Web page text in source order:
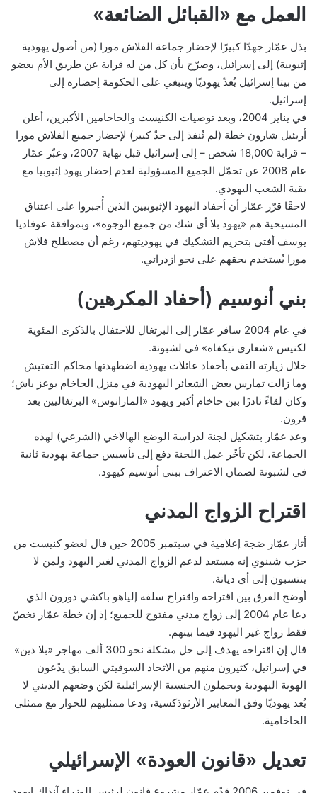
العمل مع «القبائل الضائعة»
بذل عمّار جهدًا كبيرًا لإحضار جماعة الفلاش مورا (من أصول يهودية
إثيوبية) إلى إسرائيل، وصرّح بأن كل من له قرابة عن طريق الأم بعضو
من بيتا إسرائيل يُعدّ يهوديًا وينبغي على الحكومة إحضاره إلى
إسرائيل.
في يناير 2004، وبعد توصيات الكنيست والحاخامين الأكبرين، أعلن
أريئيل شارون خطة (لم تُنفذ إلى حدّ كبير) لإحضار جميع الفلاش مورا
– قرابة 18,000 شخص – إلى إسرائيل قبل نهاية 2007، وعبّر عمّار
عام 2008 عن تحمّل الجميع المسؤولية لعدم إحضار يهود إثيوبيا مع
بقية الشعب اليهودي.
لاحقًا قرّر عمّار أن أحفاد اليهود الإثيوبيين الذين أُجبروا على اعتناق
المسيحية هم «يهود بلا أي شك من جميع الوجوه»، وبموافقة عوفاديا
يوسف أفتى بتحريم التشكيك في يهوديتهم، رغم أن مصطلح فلاش
مورا يُستخدم بحقهم على نحو ازدرائي.
بني أنوسيم (أحفاد المكرهين)
في عام 2004 سافر عمّار إلى البرتغال للاحتفال بالذكرى المئوية
لكنيس «شعاري تيكفاه» في لشبونة.
خلال زيارته التقى بأحفاد عائلات يهودية اضطهدتها محاكم التفتيش
وما زالت تمارس بعض الشعائر اليهودية في منزل الحاخام بوعز باش؛
وكان لقاءً نادرًا بين حاخام أكبر ويهود «المارانوس» البرتغاليين بعد
قرون.
وعد عمّار بتشكيل لجنة لدراسة الوضع الهالاخي (الشرعي) لهذه
الجماعة، لكن تأخّر عمل اللجنة دفع إلى تأسيس جماعة يهودية ثانية
في لشبونة لضمان الاعتراف ببني أنوسيم كيهود.
اقتراح الزواج المدني
أثار عمّار ضجة إعلامية في سبتمبر 2005 حين قال لعضو كنيست من
حزب شينوي إنه مستعد لدعم الزواج المدني لغير اليهود ولمن لا
ينتسبون إلى أي ديانة.
أوضح الفرق بين اقتراحه واقتراح سلفه إلياهو باكشي دورون الذي
دعا عام 2004 إلى زواج مدني مفتوح للجميع؛ إذ إن خطة عمّار تخصّ
فقط زواج غير اليهود فيما بينهم.
قال إن اقتراحه يهدف إلى حل مشكلة نحو 300 ألف مهاجر «بلا دين»
في إسرائيل، كثيرون منهم من الاتحاد السوفيتي السابق يدّعون
الهوية اليهودية ويحملون الجنسية الإسرائيلية لكن وضعهم الديني لا
يُعد يهوديًا وفق المعايير الأرثوذكسية، ودعا ممثليهم للحوار مع ممثلي
الحاخامية.
تعديل «قانون العودة» الإسرائيلي